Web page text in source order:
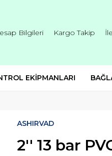
Bilgileri Kargo Takip
EKİPMANLARI
ASHIRVAD
2'' 13 bar